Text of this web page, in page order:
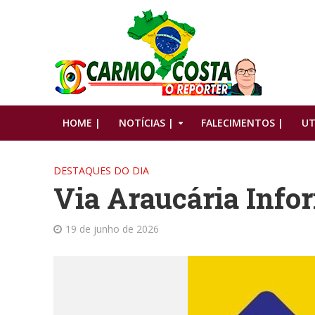
HOME | NOTÍCIAS | FALECIMENTOS |
DESTAQUES DO DIA
Via Araucária
19 de junho de 2026